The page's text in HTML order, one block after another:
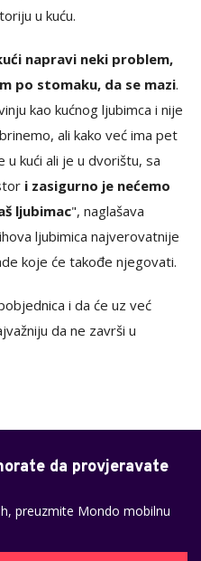
u kuću.
napravi neki problem,
po stomaku, da se mazi.
kao kućnog ljubimca i nije
ali kako već ima pet
kući ali je u dvorištu, sa
i zasigurno je nećemo
ljubimac", naglašava
ljubimica najverovatnije
koje će takođe njegovati.
i da će uz već
da ne završi u
da provjeravate
preuzmite Mondo mobilnu